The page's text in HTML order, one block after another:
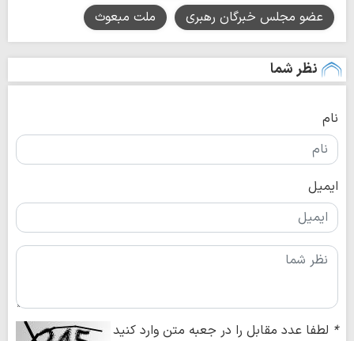
عضو مجلس خبرگان رهبری
ملت مبعوث
نظر شما
نام
ایمیل
* لطفا عدد مقابل را در جعبه متن وارد کنید